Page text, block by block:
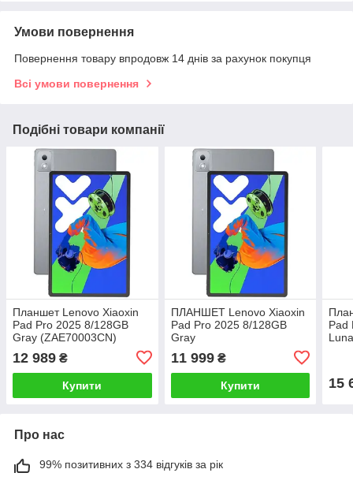
Умови повернення
Повернення товару впродовж 14 днів за рахунок покупця
Всі умови повернення
Подібні товари компанії
Планшет Lenovo Xiaoxin
Pad Pro 2025 8/128GB
Gray (ZAE70003CN)
12 989 ₴
Купити
ПЛАНШЕТ Lenovo Xiaoxin
Pad Pro 2025 8/128GB
Gray
11 999₴
Купити
Pad
15
Про нас
99% позитивних з 334 відгуків за рік